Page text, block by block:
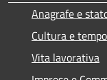
Anagrafe e
Cultura e
Vita lavorativa